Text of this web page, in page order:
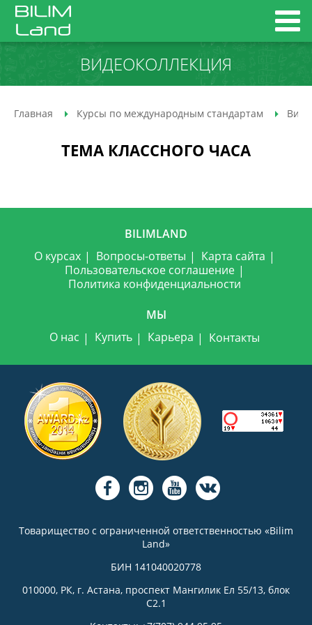
ВИДЕОКОЛЛЕКЦИЯ
Главная Курсы по международным стандартам
ТЕМА КЛАССНОГО ЧАСА
BILIMLAND
О курсах
Вопросы-ответы
Карта сайта
Пользовательское соглашение
Политика конфиденциальности
МЫ
О нас
Купить Карьера Контакты
Товарищество с ограниченной ответственностью «Bilim
Land»
БИН 141040020778
010000, РК, г. Астана, проспект Мангилик Ел 55/13, блок
С2.1